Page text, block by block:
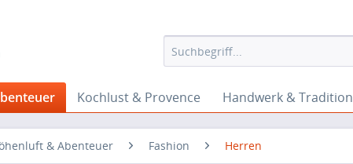
Kochlust & Provence Handwerk & Tradition
& Abenteuer Fashion Herren